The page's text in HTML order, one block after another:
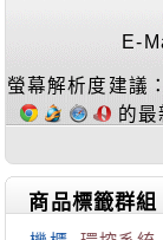
E-
螢幕解析度建議
的最
商品標籤群組